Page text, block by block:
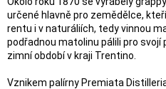
určené hlavně pro zemědělce,
rentu i v naturáliích, tedy vinnou
podřadnou matolinu pálili pro svojí
zimní období v kraji Trentino.
Vznikem palírny Premiata